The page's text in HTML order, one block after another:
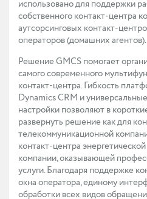
использовано для поддержки
собственного контакт-центра
аутсорсинговых контакт-
операторов (домашних агентов).
Решение GMCS помогает
самого современного
контакт-центра. Гибкость
Dynamics CRM и
настройки позволяют в
развернуть решение как для
телекоммуникационной
контакт-центра
компании, оказывающей
услуги. Благодаря поддержке
окна оператора, единому
обработки всех видов